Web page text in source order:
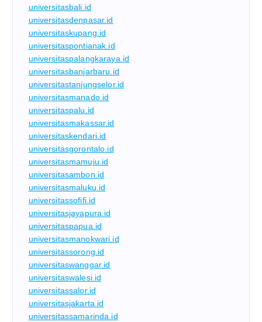
universitasbali.id
universitasdenpasar.id
universitaskupang.id
universitaspontianak.id
universitaspalangkaraya.id
universitasbanjarbaru.id
universitastanjungselor.id
universitasmanado.id
universitaspalu.id
universitasmakassar.id
universitaskendari.id
universitasgorontalo.id
universitasmamuju.id
universitasambon.id
universitasmaluku.id
universitassofifi.id
universitasjayapura.id
universitaspapua.id
universitasmanokwari.id
universitassorong.id
universitaswanggar.id
universitaswalesi.id
universitassalor.id
universitasjakarta.id
universitassamarinda.id